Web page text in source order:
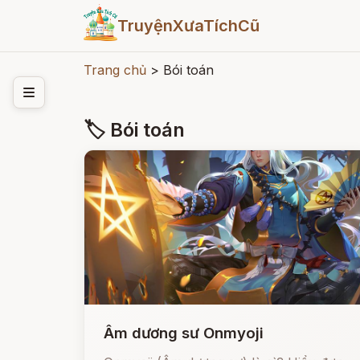
TruyệnXưaTíchCũ
Trang chủ > Bói toán
🏷 Bói toán
Âm dương sư Onmyoji